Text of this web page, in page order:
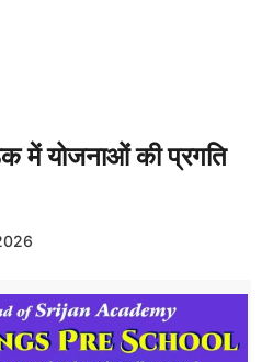
में योजनाओं की प्रगति